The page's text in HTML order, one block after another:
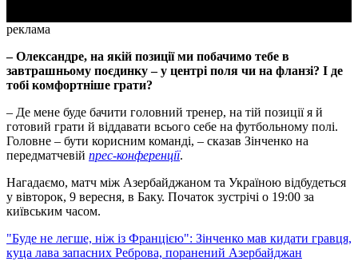
реклама
– Олександре, на якій позиції ми побачимо тебе в
завтрашньому поєдинку – у центрі поля чи на фланзі? І де
тобі комфортніше грати?
– Де мене буде бачити головний тренер, на тій позиції я й
готовий грати й віддавати всього себе на футбольному полі.
Головне – бути корисним команді, – сказав Зінченко на
передматчевій прес-конференції.
Нагадаємо, матч між Азербайджаном та Україною відбудеться
у вівторок, 9 вересня, в Баку. Початок зустрічі о 19:00 за
київським часом.
"Буде не легше, ніж із Францією": Зінченко мав кидати гравця,
куца лава запасних Реброва, поранений Азербайджан